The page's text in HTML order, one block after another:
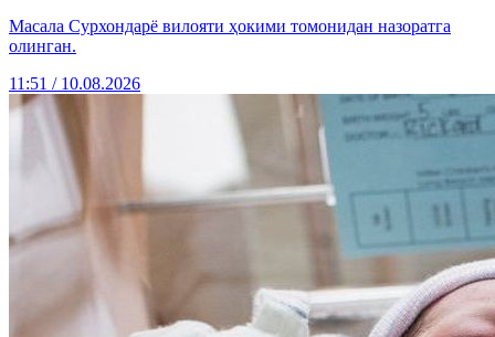
Масала Сурхондарё вилояти ҳокими томонидан назоратга
олинган.
11:51 / 10.08.2026